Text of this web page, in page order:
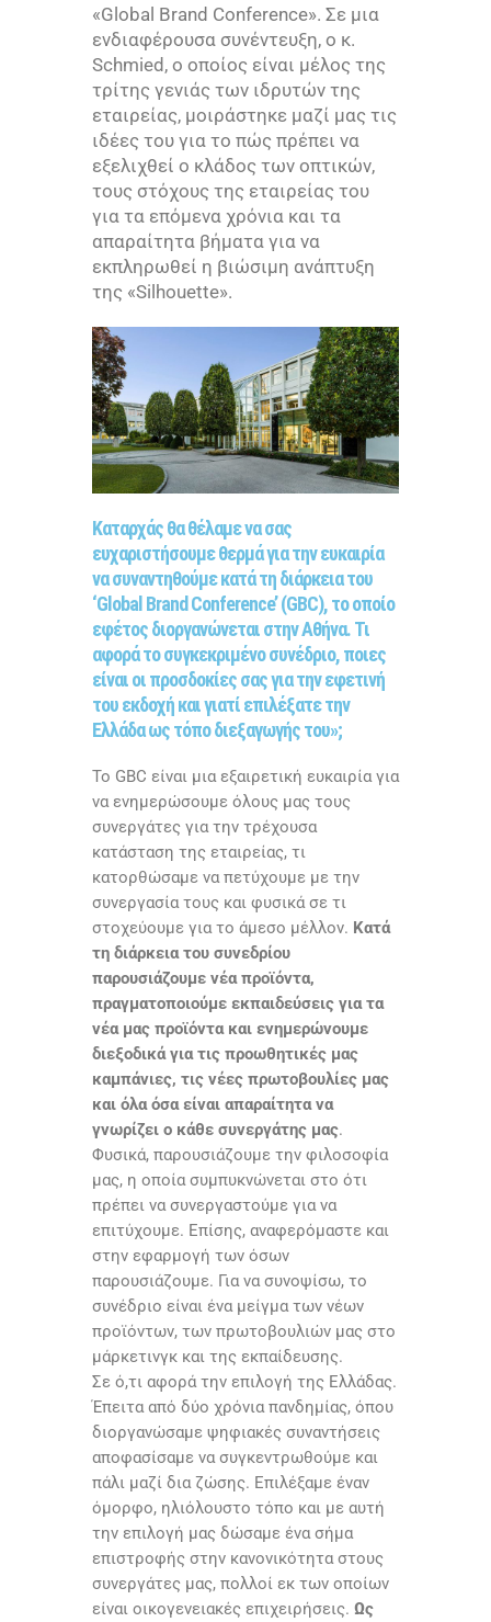
«Global Brand Conference». Σε μια
ενδιαφέρουσα συνέντευξη, ο κ.
Schmied , ο οποίος είναι μέλος της
τρίτης γενιάς των ιδρυτών της
εταιρείας, μοιράστηκε μαζί μας τις
ιδέες του για το πώς πρέπει να
εξελιχθεί ο κλάδος των οπτικών,
τους στόχους της εταιρείας του
για τα επόμενα χρόνια και τα
απαραίτητα βήματα για να
εκπληρωθεί η βιώσιμη ανάπτυξη
της «Silhouette».
Καταρχάς θα θέλαμε να σας
ευχαριστήσουμε θερμά για την ευκαιρία
να συναντηθούμε κατά τη διάρκεια του
‘Global Brand Conference’ (GBC), το οποίο
εφέτος διοργανώνεται στην Αθήνα. Τι
αφορά το συγκεκριμένο συνέδριο, ποιες
είναι οι προσδοκίες σας για την εφετινή
του εκδοχή και γιατί επιλέξατε την
Ελλάδα ως τόπο διεξαγωγής του»;
Το GBC είναι μια εξαιρετική ευκαιρία για
να ενημερώσουμε όλους μας τους
συνεργάτες για την τρέχουσα
κατάσταση της εταιρείας, τι
κατορθώσαμε να πετύχουμε με την
συνεργασία τους και φυσικά σε τι
στοχεύουμε για το άμεσο μέλλον. Κατά
τη διάρκεια του συνεδρίου
παρουσιάζουμε νέα προϊόντα,
πραγματοποιούμε εκπαιδεύσεις για τα
νέα μας προϊόντα και ενημερώνουμε
διεξοδικά για τις προωθητικές μας
καμπάνιες, τις νέες πρωτοβουλίες μας
και όλα όσα είναι απαραίτητα να
γνωρίζει ο κάθε συνεργάτης μας.
Φυσικά, παρουσιάζουμε την φιλοσοφία
μας, η οποία συμπυκνώνεται στο ότι
πρέπει να συνεργαστούμε για να
επιτύχουμε. Επίσης, αναφερόμαστε και
στην εφαρμογή των όσων
παρουσιάζουμε. Για να συνοψίσω, το
συνέδριο είναι ένα μείγμα των νέων
προϊόντων, των πρωτοβουλιών μας στο
μάρκετινγκ και της εκπαίδευσης.
Σε ό,τι αφορά την επιλογή της Ελλάδας.
Έπειτα από δύο χρόνια πανδημίας, όπου
διοργανώσαμε ψηφιακές συναντήσεις
αποφασίσαμε να συγκεντρωθούμε και
πάλι μαζί δια ζώσης. Επιλέξαμε έναν
όμορφο, ηλιόλουστο τόπο και με αυτή
την επιλογή μας δώσαμε ένα σήμα
επιστροφής στην κανονικότητα στους
συνεργάτες μας, πολλοί εκ των οποίων
είναι οικογενειακές επιχειρήσεις. Ως